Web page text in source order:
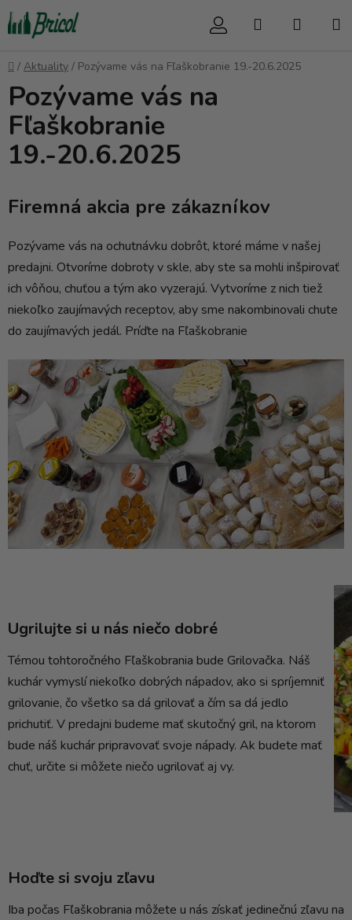
Prejsť
na
obsah
Hľadať
Domov
/ Aktuality / Pozývame vás na Fľaškobranie 19.-20.6.2025
Pozývame vás na
Fľaškobranie
19.-20.6.2025
Firemná akcia pre zákazníkov
Pozývame vás na ochutnávku dobrôt, ktoré máme v našej
predajni. Otvoríme dobroty v skle, aby ste sa mohli inšpirovať
ich vôňou, chuťou a tým ako vyzerajú. Vytvoríme z nich tiež
niekoľko zaujímavých receptov, aby sme nakombinovali chute
do zaujímavých jedál. Príďte na Fľaškobranie
Ugrilujte si u nás niečo dobré
Témou tohtoročného Fľaškobrania bude Grilovačka. Náš
kuchár vymyslí niekoľko dobrých nápadov, ako si spríjemniť
grilovanie, čo všetko sa dá grilovať a čím sa dá jedlo
prichutiť. V predajni budeme mať skutočný gril, na ktorom
bude náš kuchár pripravovať svoje nápady. Ak budete mať
chuť, určite si môžete niečo ugrilovať aj vy.
Hoďte si svoju zľavu
Iba počas Fľaškobrania môžete u nás získať jedinečnú zľavu na